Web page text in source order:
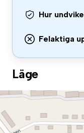
Hur
Felaktiga
Läge